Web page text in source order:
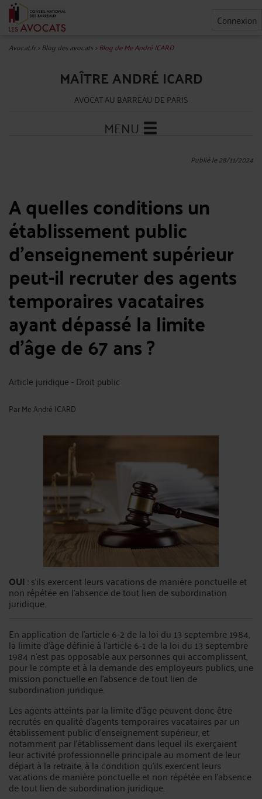
Connexion
Avocat.fr>Blog des avocats>Blog de Me André ICARD
MAÎTRE ANDRÉ ICARD
AVOCAT AU BARREAU DE PARIS
MENU
Publié le 28/11/2024
A quelles conditions un
établissement public
d'enseignement supérieur
peut-il recruter des agents
temporaires vacataires
ayant dépassé la limite
d’âge de 67 ans ?
Article juridique - Droit public
ParMe André ICARD
OUI : s’ils exercent leurs vacations de manière ponctuelle et
non répétée en l'absence de tout lien de subordination
juridique.
En application de l'article 6-2 de la loi du 13 septembre 1984,
la limite d'âge définie à l'article 6-1 de la loi du 13 septembre
1984 n'est pas opposable aux personnes qui accomplissent,
pour le compte et à la demande des employeurs publics, une
mission ponctuelle en l'absence de tout lien de
subordination juridique.
Les agents atteints par la limite d'âge peuvent donc être
recrutés en qualité d'agents temporaires vacataires par un
établissement public d'enseignement supérieur, et
notamment par l'établissement dans lequel ils exerçaient
leur activité professionnelle principale au moment de leur
départ à la retraite, à la condition qu'ils exercent leurs
vacations de manière ponctuelle et non répétée en l'absence
de tout lien de subordination juridique.